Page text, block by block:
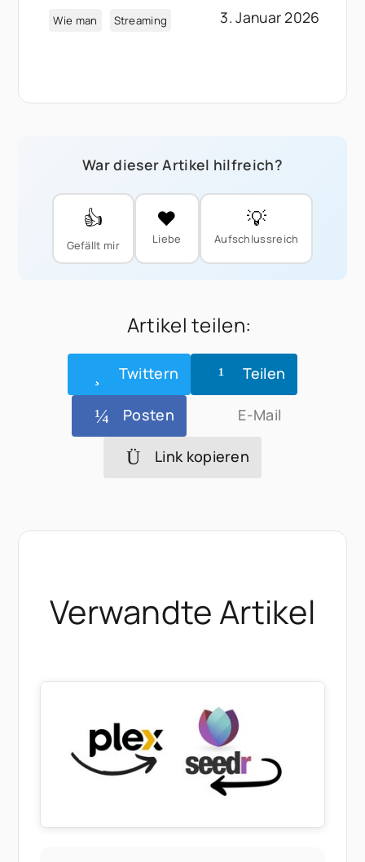
Wie man Streaming 3. Januar 2026
War dieser Artikel hilfreich?
👍
Gefällt mir
❤️
Liebe
💡
Aufschlussreich
Artikel teilen:
Twittern Teilen
Posten E-Mail
Link kopieren
Verwandte Artikel